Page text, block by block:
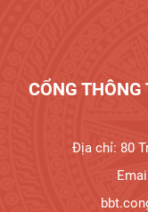
CỔNG
Địa chỉ: 80